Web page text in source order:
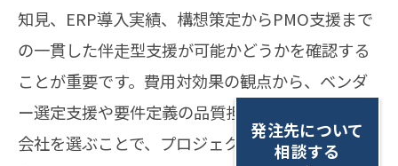
知見、ERP導入実績、構想策定からPMO支援まで
の一貫した伴走型支援が可能かどうかを確認する
ことが重要です。費用対効果の観点から、ベンダ
ー選定支援や要件定義の品質担保まで対応できる
会社を選ぶことで、プロジェクト全体のリスクを
発注先について
相談する